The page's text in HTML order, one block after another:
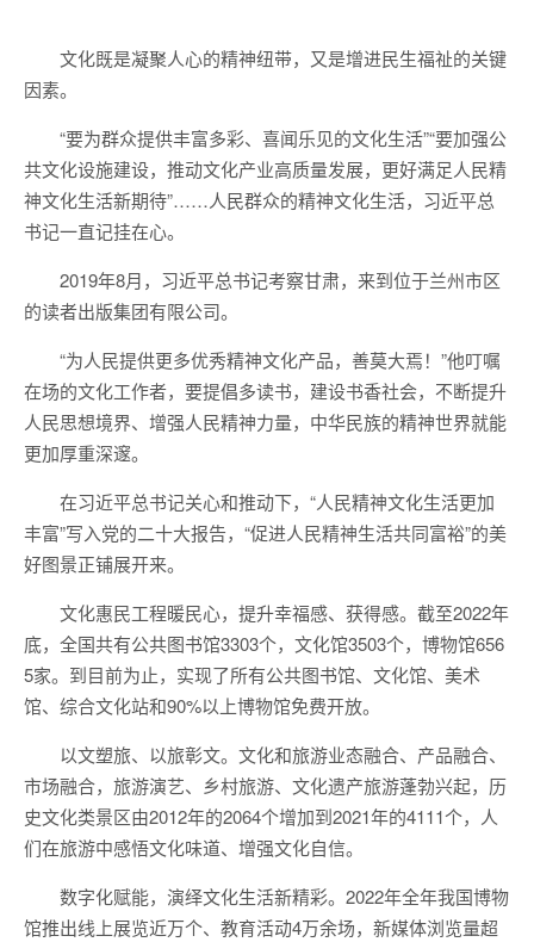
文化既是凝聚人心的精神纽带，又是增进民生福祉的关键
因素。
“要为群众提供丰富多彩、喜闻乐见的文化生活”“要加强公
共文化设施建设，推动文化产业高质量发展，更好满足人民精
神文化生活新期待”……人民群众的精神文化生活，习近平总
书记一直记挂在心。
2019年8月，习近平总书记考察甘肃，来到位于兰州市区
的读者出版集团有限公司。
“为人民提供更多优秀精神文化产品，善莫大焉！”他叮嘱
在场的文化工作者，要提倡多读书，建设书香社会，不断提升
人民思想境界、增强人民精神力量，中华民族的精神世界就能
更加厚重深邃。
在习近平总书记关心和推动下，“人民精神文化生活更加
丰富”写入党的二十大报告，“促进人民精神生活共同富裕”的美
好图景正铺展开来。
文化惠民工程暖民心，提升幸福感、获得感。截至2022年
底，全国共有公共图书馆3303个，文化馆3503个，博物馆656
5家。到目前为止，实现了所有公共图书馆、文化馆、美术
馆、综合文化站和90%以上博物馆免费开放。
以文塑旅、以旅彰文。文化和旅游业态融合、产品融合、
市场融合，旅游演艺、乡村旅游、文化遗产旅游蓬勃兴起，历
史文化类景区由2012年的2064个增加到2021年的4111个，人
们在旅游中感悟文化味道、增强文化自信。
数字化赋能，演绎文化生活新精彩。2022年全年我国博物
馆推出线上展览近万个、教育活动4万余场，新媒体浏览量超